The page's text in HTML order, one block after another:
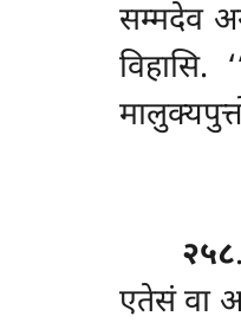
सम्मदेव
विहासि.
२५८
एतेसं वा